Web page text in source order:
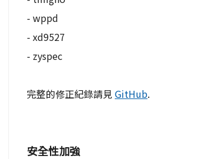
- wppd
- xd9527
- zyspec
完整的修正紀錄請見 GitHub.
安全性加強